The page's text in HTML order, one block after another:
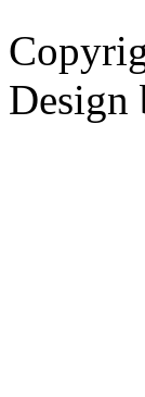
Design